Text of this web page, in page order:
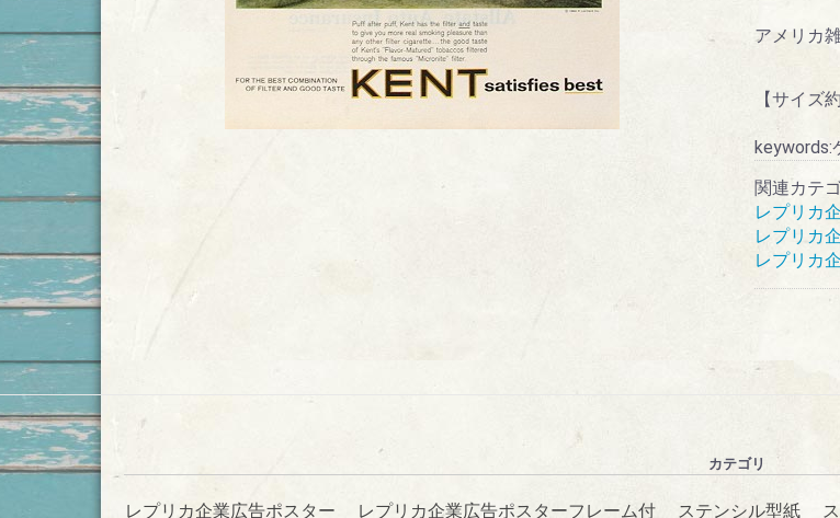
アメリカ
【サイズ
keywords:
関連カテ
レプリカ
レプリカ
レプリカ
カテゴリ
レプリカ企業広告ポスター レプリカ企業広告ポスターフレーム付 ステンシル型紙